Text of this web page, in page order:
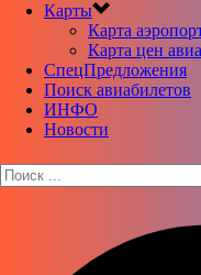
Карты
Карта
Карта цен
CпецПредложения
Поиск авиабилетов
ИНФО
Новости